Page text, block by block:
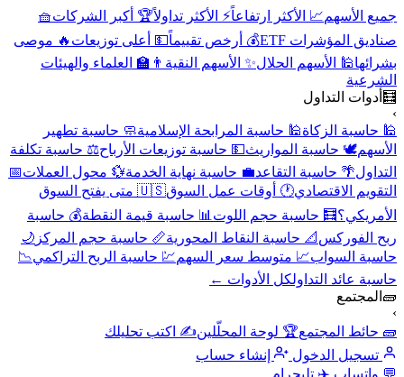
جميع الأسهم📈 الأكثر ارتفاعاً⚡ الأكثر تداولاً🏆 أكبر الشركات🧺
صناديق المؤشرات ETF
💰 أرخص تقييماً💵 أعلى توزيعات 🔥 موصى
بشرائها🕌 الأسهم الحلال✨ الأسهم النقية 👨‍🏫 العلماء والهيئات
الشرعية
🧮 أدوات التداول
›
🕌 حاسبة الزكاة🕌 حاسبة المرابحة الإسلامية🧼 حاسبة تطهير
الأسهم🕊️ حاسبة المواريث💵 حاسبة توزيعات الأرباح⚖️ حاسبة تكلفة
التداول🌴 حاسبة التقاعد💼 حاسبة نهاية الخدمة💱 محول العملات📅
التقويم الاقتصادي🕐 أوقات عمل السوق
🇺🇸 متى يفتح السوق
الأمريكي؟🧮 حاسبة حجم اللوت 📊 حاسبة قيمة النقطة💰 حاسبة
ربح الفوركس 📐 حاسبة النقاط المحورية📏 حاسبة حجم المركز 🌙
حاسبة السواب📈 متوسط سعر السهم💹 حاسبة الربح التراكمي📉
حاسبة عائد التداولكل الأدوات ←
🧱 المجتمع
›
🧱 حائط المجتمع🏆 لوحة المحلّلين✍️ اكتب تحليلك
تسجيل الدخول
إنشاء حساب
💬 واتساب ✈️ تليجرام